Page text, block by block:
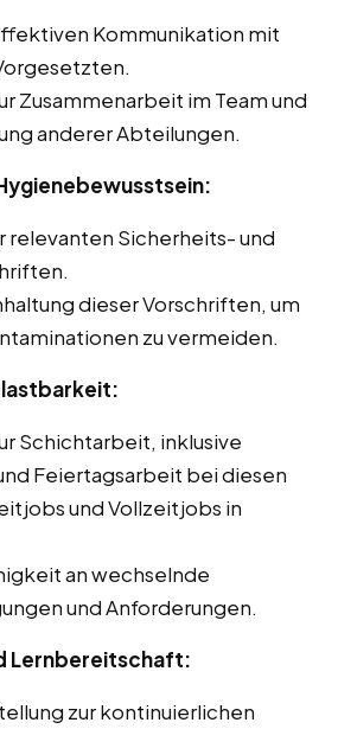
Kommunikation mit
Zusammenarbeit im Team und
anderer Abteilungen.
relevanten Sicherheits- und
dieser Vorschriften, um
zu vermeiden.
Schichtarbeit, inklusive
Feiertagsarbeit bei diesen
und Vollzeitjobs in
an wechselnde
und Anforderungen.
Lernbereitschaft:
zur kontinuierlichen